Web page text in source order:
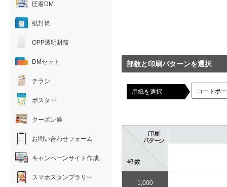
部数と印刷パターンを選択
用紙を選択
1,000
圧着DM
紙封筒
OPP透明封筒
DMセット
チラシ
ポスター
クーポン券
お問い合わせフォーム
キャンペーンサイト作成
スマホスタンプラリー